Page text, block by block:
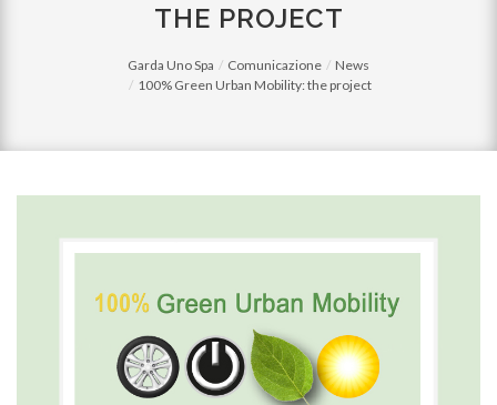
THE PROJECT
Garda Uno Spa Comunicazione
News
100% Green Urban Mobility: the project